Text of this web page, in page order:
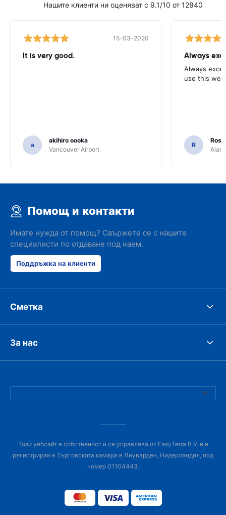
Нашите клиенти ни оценяват с 9.1/10 от 12840
15-03-2020
It is very good.
a
akihiro oooka
Vancouver Airport
Always
Always
use this
R
Помощ и контакти
Имате нужда от помощ? Свържете се с нашите
специалисти по отдаване под наем.
Поддръжка на клиенти
Сметка
За нас
Този уебсайт е собственост и се управлява от EasyTerra B.V. и е
регистриран в Търговската камара в Лиуварден, Нидерландия, под
номер 01104443.